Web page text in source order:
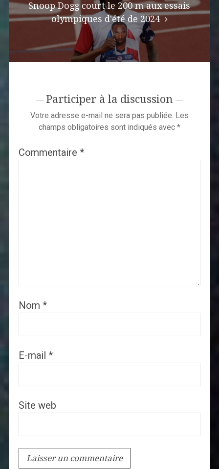
Snoop Dogg court le 200 m aux essais
olympiques d'été de 2024
Participer à la discussion
Votre adresse e-mail ne sera pas publiée. Les
champs obligatoires sont indiqués avec *
Commentaire *
Nom *
E-mail *
Site web